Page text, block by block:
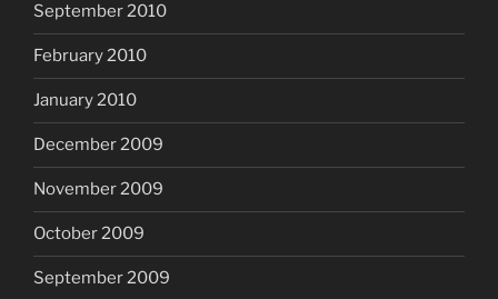
September 2010
February 2010
January 2010
December 2009
November 2009
October 2009
September 2009